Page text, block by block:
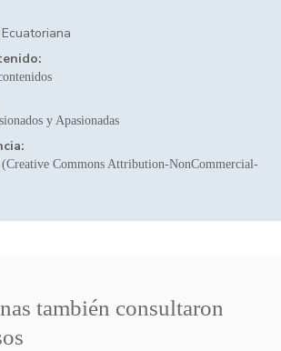
y Apasionadas
Commons Attribution-NonCommercial-
también consultaron